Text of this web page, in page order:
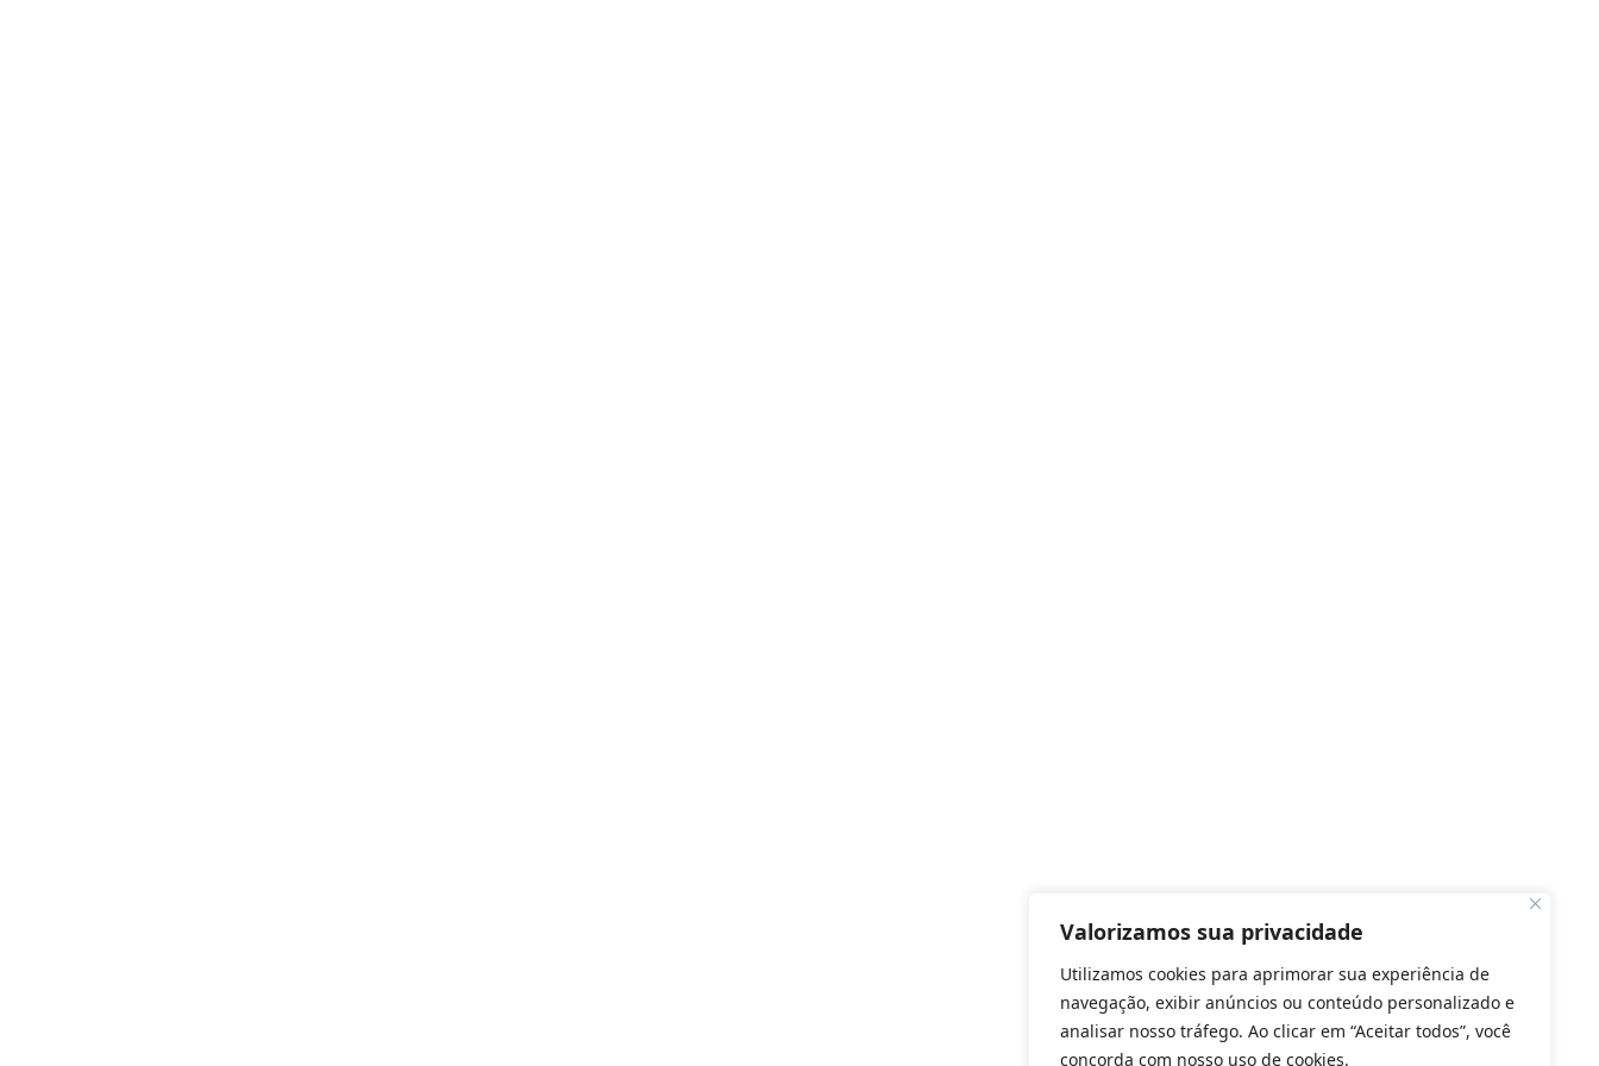
Valorizamos sua privacidade
Utilizamos cookies para aprimorar sua experiência de
navegação, exibir anúncios ou conteúdo personalizado e
analisar nosso tráfego. Ao clicar em “Aceitar todos”, você
concorda com nosso uso de cookies.